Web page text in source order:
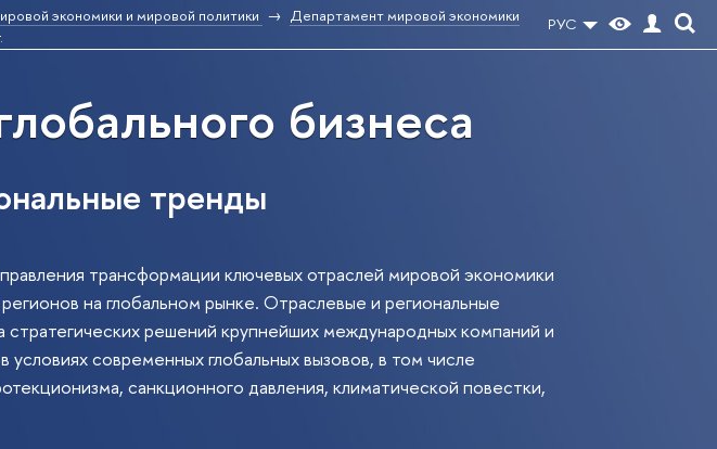
РУС
экономики и мировой политики
Департамент мировой экономики
бизнеса
тренды
трансформации ключевых отраслей мировой экономики
на глобальном рынке. Отраслевые и региональные
стратегических решений крупнейших международных компаний и
современных глобальных вызовов, в том числе
санкционного давления, климатической повестки,